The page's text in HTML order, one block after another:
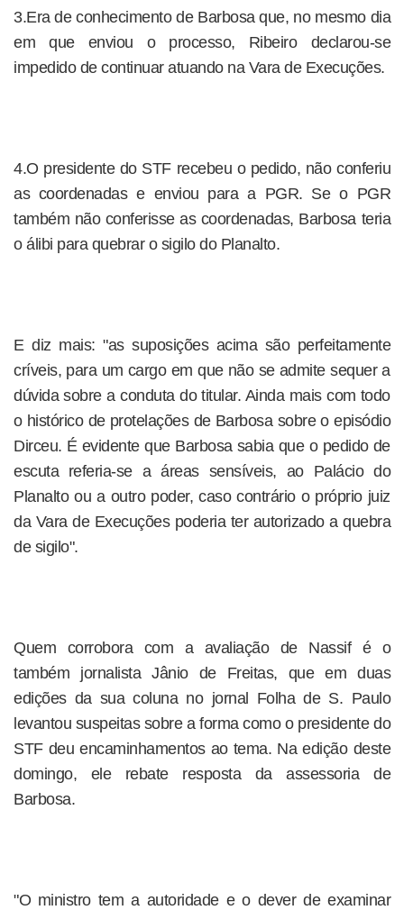
3.Era de conhecimento de Barbosa que, no mesmo dia
em que enviou o processo, Ribeiro declarou-se
impedido de continuar atuando na Vara de Execuções.
4.O presidente do STF recebeu o pedido, não conferiu
as coordenadas e enviou para a PGR. Se o PGR
também não conferisse as coordenadas, Barbosa teria
o álibi para quebrar o sigilo do Planalto.
E diz mais: "as suposições acima são perfeitamente
críveis, para um cargo em que não se admite sequer a
dúvida sobre a conduta do titular. Ainda mais com todo
o histórico de protelações de Barbosa sobre o episódio
Dirceu. É evidente que Barbosa sabia que o pedido de
escuta referia-se a áreas sensíveis, ao Palácio do
Planalto ou a outro poder, caso contrário o próprio juiz
da Vara de Execuções poderia ter autorizado a quebra
de sigilo".
Quem corrobora com a avaliação de Nassif é o
também jornalista Jânio de Freitas, que em duas
edições da sua coluna no jornal Folha de S. Paulo
levantou suspeitas sobre a forma como o presidente do
STF deu encaminhamentos ao tema. Na edição deste
domingo, ele rebate resposta da assessoria de
Barbosa.
"O ministro tem a autoridade e o dever de examinar